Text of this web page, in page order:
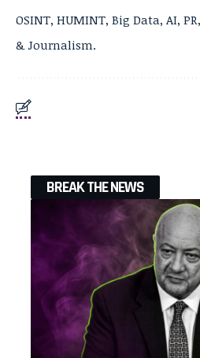
OSINT, HUMINT, Big Data, AI,
& Journalism.
BREAK THE NEWS